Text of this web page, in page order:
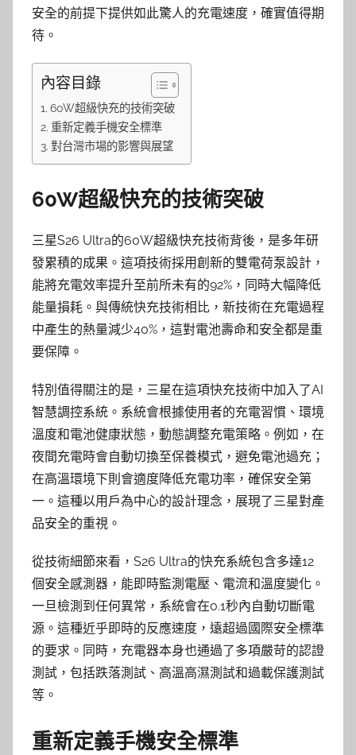
安全的前提下提供如此驚人的充電速度，確實值得期
待。
內容目錄
60W超級快充的技術突破
重新定義手機安全標準
對台灣市場的影響與展望
60W超級快充的技術突破
三星S26 Ultra的60W超級快充技術背後，是多年研
發累積的成果。這項技術採用創新的雙電荷泵設計，
能將充電效率提升至前所未有的92%，同時大幅降低
能量損耗。與傳統快充技術相比，新技術在充電過程
中產生的熱量減少40%，這對電池壽命和安全都是重
要保障。
特別值得關注的是，三星在這項快充技術中加入了AI
智慧調控系統。系統會根據使用者的充電習慣、環境
溫度和電池健康狀態，動態調整充電策略。例如，在
夜間充電時會自動切換至保養模式，避免電池過充；
在高溫環境下則會適度降低充電功率，確保安全第
一。這種以用戶為中心的設計理念，展現了三星對產
品安全的重視。
從技術細節來看，S26 Ultra的快充系統包含多達12
個安全感測器，能即時監測電壓、電流和溫度變化。
一旦檢測到任何異常，系統會在0.1秒內自動切斷電
源。這種近乎即時的反應速度，遠超過國際安全標準
的要求。同時，充電器本身也通過了多項嚴苛的認證
測試，包括跌落測試、高溫高濕測試和過載保護測試
等。
重新定義手機安全標準